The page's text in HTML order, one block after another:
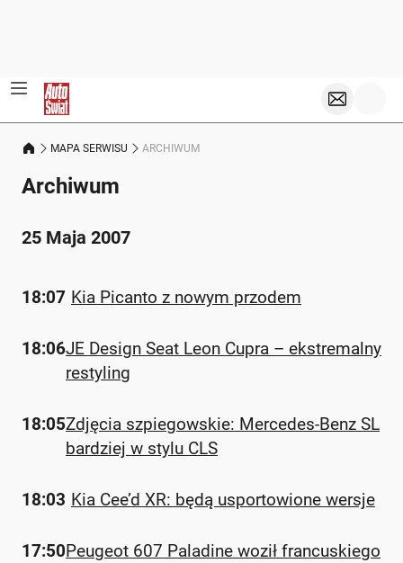
MAPA SERWISU ARCHIWUM
Archiwum
25 Maja 2007
18:07 Kia Picanto z nowym przodem
18:06JE Design Seat Leon Cupra – ekstremalny
restyling
18:05Zdjęcia szpiegowskie: Mercedes-Benz SL
bardziej w stylu CLS
18:03 Kia Cee’d XR: będą usportowione wersje
17:50Peugeot 607 Paladine woził francuskiego